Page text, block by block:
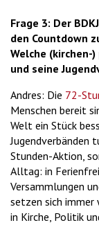
Frage 3: Der
den Countdown
Welche (kirchen-
und seine
Andres: Die 72-
Menschen bereit
Welt ein Stück
Jugendverbänden
Stunden-Aktion,
Alltag: in
Versammlungen
setzen sich immer
in Kirche, Politik